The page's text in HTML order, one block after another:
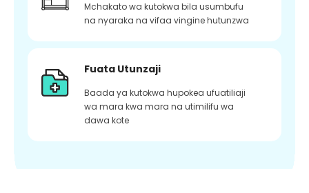
Mchakato wa kutokwa bila usumbufu
na nyaraka na vifaa vingine hutunzwa
Fuata Utunzaji
Baada ya kutokwa hupokea ufuatiliaji
wa mara kwa mara na utimilifu wa
dawa kote